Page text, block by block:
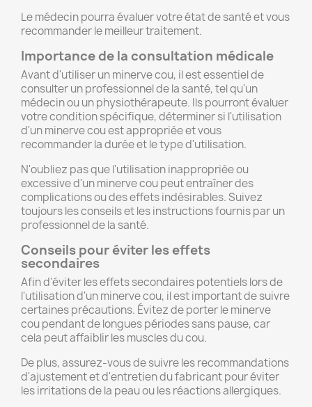
Le médecin pourra évaluer votre état de santé et vous
recommander le meilleur traitement.
Importance de la consultation médicale
Avant d'utiliser un minerve cou, il est essentiel de
consulter un professionnel de la santé, tel qu'un
médecin ou un physiothérapeute. Ils pourront évaluer
votre condition spécifique, déterminer si l'utilisation
d'un minerve cou est appropriée et vous
recommander la durée et le type d'utilisation.
N'oubliez pas que l'utilisation inappropriée ou
excessive d'un minerve cou peut entraîner des
complications ou des effets indésirables. Suivez
toujours les conseils et les instructions fournis par un
professionnel de la santé.
Conseils pour éviter les effets
secondaires
Afin d'éviter les effets secondaires potentiels lors de
l'utilisation d'un minerve cou, il est important de suivre
certaines précautions. Évitez de porter le minerve
cou pendant de longues périodes sans pause, car
cela peut affaiblir les muscles du cou.
De plus, assurez-vous de suivre les recommandations
d'ajustement et d'entretien du fabricant pour éviter
les irritations de la peau ou les réactions allergiques.